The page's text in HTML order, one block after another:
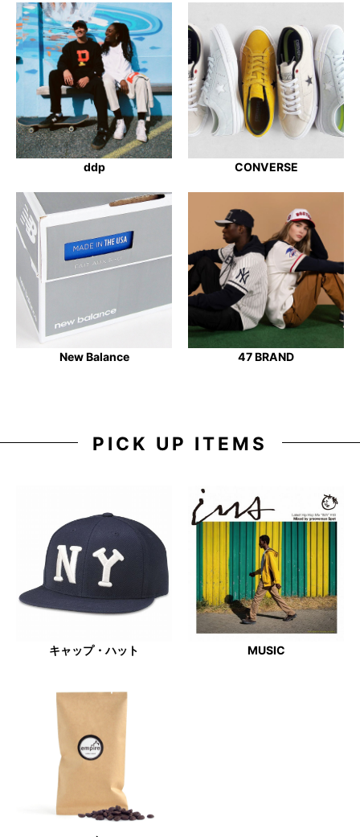
ddp CONVERSE
New Balance 47 BRAND
PICK UP ITEMS
キャップ・ハット MUSIC